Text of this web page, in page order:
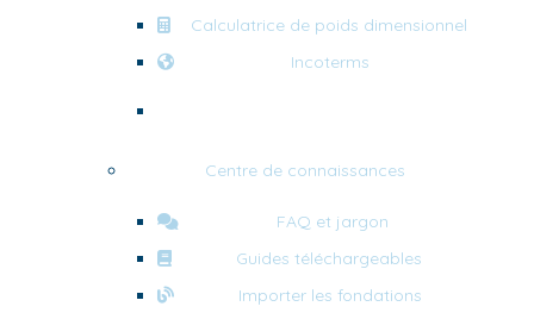
Calculatrice de poids dimensionnel
Incoterms
Centre de connaissances
FAQ et jargon
Guides téléchargeables
Importer les fondations